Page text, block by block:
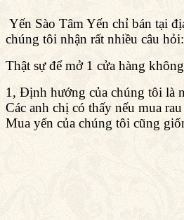
Yến Sào Tâm Yến chỉ bán tại
chúng tôi nhận rất nhiều câu
Thật sự để mở 1 cửa hàng
1, Định hướng của chúng tôi là
Các anh chị có thấy nếu mua
Mua yến của chúng tôi cũng